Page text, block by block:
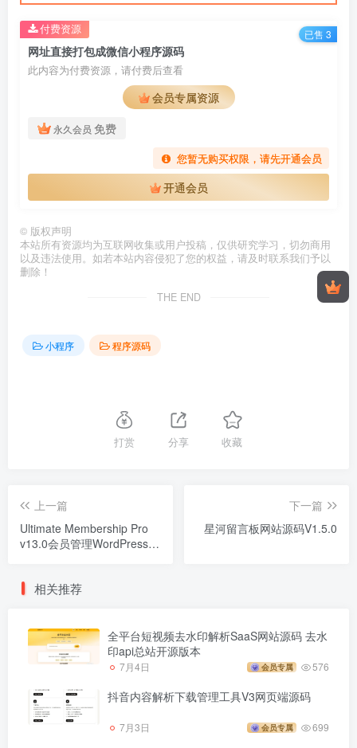
网址直接打包成微信小程序源码
此内容为付费资源，请付费后查看
会员专属资源
永久会员 免费
您暂无购买权限，请先开通会员
开通会员
付费资源 已售 3
© 版权声明
本站所有资源均为互联网收集或用户投稿，仅供研究学习，切勿商用
以及违法使用。如若本站内容侵犯了您的权益，请及时联系我们予以
删除！
THE END
小程序 程序源码
打赏 分享 收藏
上一篇
Ultimate Membership Pro
v13.0会员管理WordPress插
下一篇
星河留言板网站源码V1.5.0
相关推荐
全平台短视频去水印解析SaaS网站源码 去水
印api总站开源版本
7月4日 会员专属 576
抖音内容解析下载管理工具V3网页端源码
7月3日 会员专属 699